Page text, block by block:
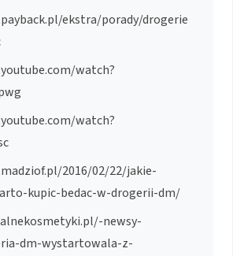
ekstra/porady/drogerie
watch?
watch?
2016/02/22/jakie-
kupic-bedac-w-drogerii-dm/
newsy-
dm-wystartowala-z-